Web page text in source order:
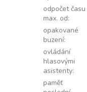
odpočet času
max. od:
opakované
buzení:
ovládání
hlasovými
asistenty:
paměť